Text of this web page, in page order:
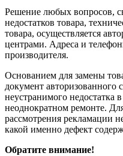
Решение любых вопросов,
недостатков товара,
товара, осуществляется
центрами. Адреса и
производителя.
Основанием для замены
документ авторизованного
неустранимого недостатка
неоднократном ремонте.
рассмотрения рекламации
какой именно дефект
Обратите внимание!